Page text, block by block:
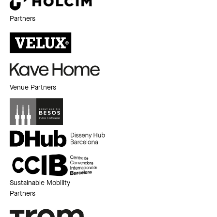
Partners
Venue Partners
Sustainable Mobility
Partners